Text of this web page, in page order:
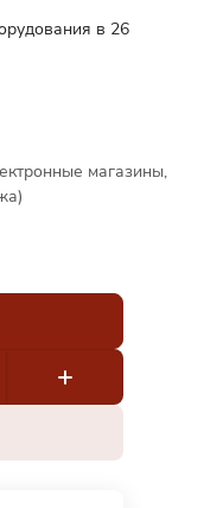
в 26
магазины,